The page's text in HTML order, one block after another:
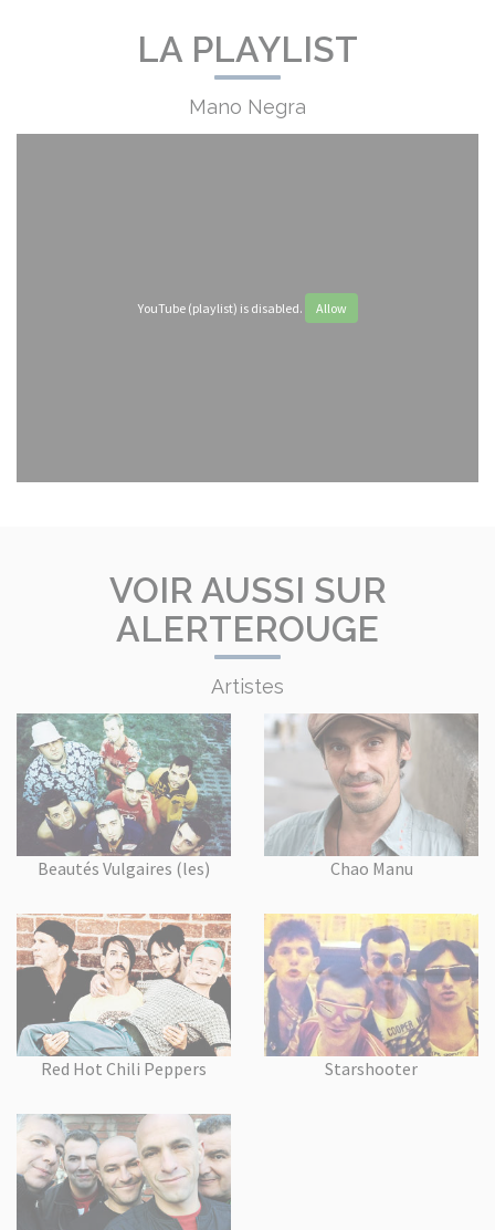
LA PLAYLIST
Mano Negra
YouTube (playlist) is disabled. Allow
VOIR AUSSI SUR
ALERTEROUGE
Artistes
Beautés Vulgaires (les) Chao Manu
Red Hot Chili Peppers Starshooter